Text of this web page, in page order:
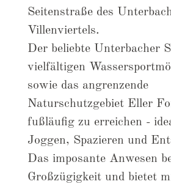
Seitenstraße des
Villenviertels.
Der beliebte Unterbacher
vielfältigen
sowie das angrenzende
Naturschutzgebiet Eller
fußläufig zu erreichen -
Joggen, Spazieren und
Das imposante Anwesen
Großzügigkeit und bietet